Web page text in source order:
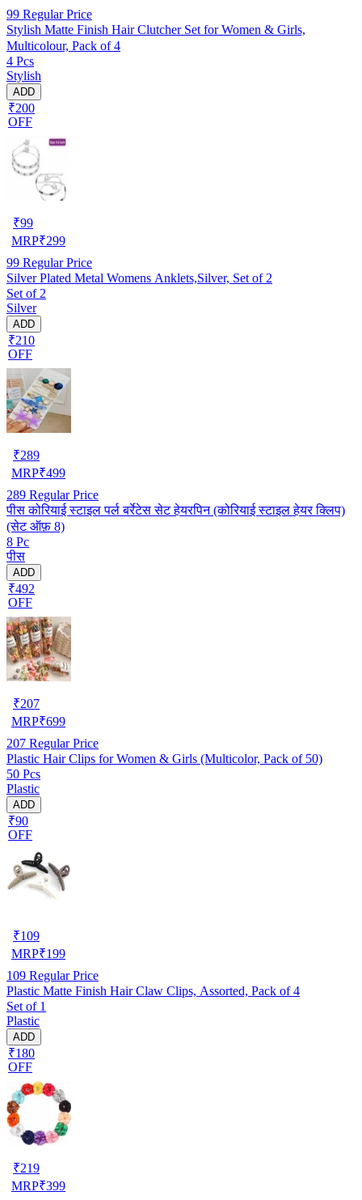
99 Regular Price
Stylish Matte Finish Hair Clutcher Set for Women & Girls,
Multicolour, Pack of 4
4 Pcs
Stylish
ADD
₹200
OFF
₹99
MRP₹299
99 Regular Price
Silver Plated Metal Womens Anklets,Silver, Set of 2
Set of 2
Silver
ADD
₹210
OFF
₹289
MRP₹499
289 Regular Price
पीस कोरियाई स्टाइल पर्ल बर्रेटेस सेट हेयरपिन (कोरियाई स्टाइल हेयर क्लिप)
(सेट ऑफ़ 8)
8 Pc
पीस
ADD
₹492
OFF
₹207
MRP₹699
207 Regular Price
Plastic Hair Clips for Women & Girls (Multicolor, Pack of 50)
50 Pcs
Plastic
ADD
₹90
OFF
₹109
MRP₹199
109 Regular Price
Plastic Matte Finish Hair Claw Clips, Assorted, Pack of 4
Set of 1
Plastic
ADD
₹180
OFF
₹219
MRP₹399